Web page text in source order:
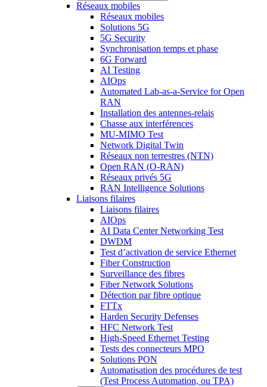
Réseaux mobiles
Réseaux mobiles
Solutions 5G
5G Security
Synchronisation temps et phase
6G Forward
AI Testing
AIOps
Automated Lab-as-a-Service for Open
RAN
Installation des antennes-relais
Chasse aux interférences
MU-MIMO Test
Network Digital Twin
Réseaux non terrestres (NTN)
Open RAN (O-RAN)
Réseaux privés 5G
RAN Intelligence Solutions
Liaisons filaires
Liaisons filaires
AIOps
AI Data Center Networking Test
DWDM
Test d’activation de service Ethernet
Fiber Construction
Surveillance des fibres
Fiber Network Solutions
Détection par fibre optique
FTTx
Harden Security Defenses
HFC Network Test
High-Speed Ethernet Testing
Tests des connecteurs MPO
Solutions PON
Automatisation des procédures de test
(Test Process Automation, ou TPA)